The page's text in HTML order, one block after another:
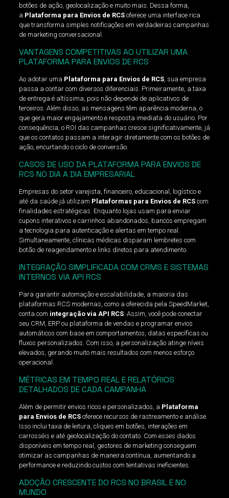
botões de ação, geolocalização e muito mais. Dessa forma,
a Plataforma para Envios de RCSoferece uma interface rica
que transforma simples notificações em verdadeiras campanhas
de marketing conversacional.
VANTAGENS COMPETITIVAS AO UTILIZAR UMA
PLATAFORMA PARA ENVIOS DE RCS
Ao adotar uma Plataforma para Envios de RCS, sua empresa
passa a contar com diversos diferenciais. Primeiramente, a taxa
de entrega é altíssima, pois não depende de aplicativos de
terceiros. Além disso, as mensagens têm aparência moderna, o
que gera maior engajamento e resposta imediata do usuário. Por
consequência, o ROI das campanhas cresce significativamente, já
que os contatos passam a interagir diretamente com os botões de
ação, encurtando o ciclo de conversão.
CASOS DE USO DA PLATAFORMA PARA ENVIOS DE
RCS NO DIA A DIA EMPRESARIAL
Empresas do setor varejista, financeiro, educacional, logístico e
até da saúde já utilizam Plataformas para Envios de RCScom
finalidades estratégicas. Enquanto lojas usam para enviar
cupons interativos e carrinhos abandonados, bancos empregam
a tecnologia para autenticação e alertas em tempo real.
Simultaneamente, clínicas médicas disparam lembretes com
botão de reagendamento e links diretos para atendimento.
INTEGRAÇÃO SIMPLIFICADA COM CRMS E SISTEMAS
INTERNOS VIA API RCS
Para garantir automação e escalabilidade, a maioria das
plataformas RCS modernas, como a oferecida pela SpeedMarket,
conta com integração via API RCS. Assim, você pode conectar
seu CRM, ERP ou plataforma de vendas e programar envios
automáticos com base em comportamentos, datas específicas ou
fluxos personalizados. Com isso, a personalização atinge níveis
elevados, gerando muito mais resultados com menos esforço
operacional.
MÉTRICAS EM TEMPO REAL E RELATÓRIOS
DETALHADOS DE CADA CAMPANHA
Além de permitir envios ricos e personalizados, a Plataforma
para Envios de RCSoferece recursos de rastreamento e análise.
Isso inclui taxa de leitura, cliques em botões, interações em
carrosséis e até geolocalização do contato. Com esses dados
disponíveis em tempo real, gestores de marketing conseguem
otimizar as campanhas de maneira contínua, aumentando a
performance e reduzindo custos com tentativas ineficientes.
ADOÇÃO CRESCENTE DO RCS NO BRASIL E NO
MUNDO